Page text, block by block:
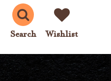
Search Wishlist